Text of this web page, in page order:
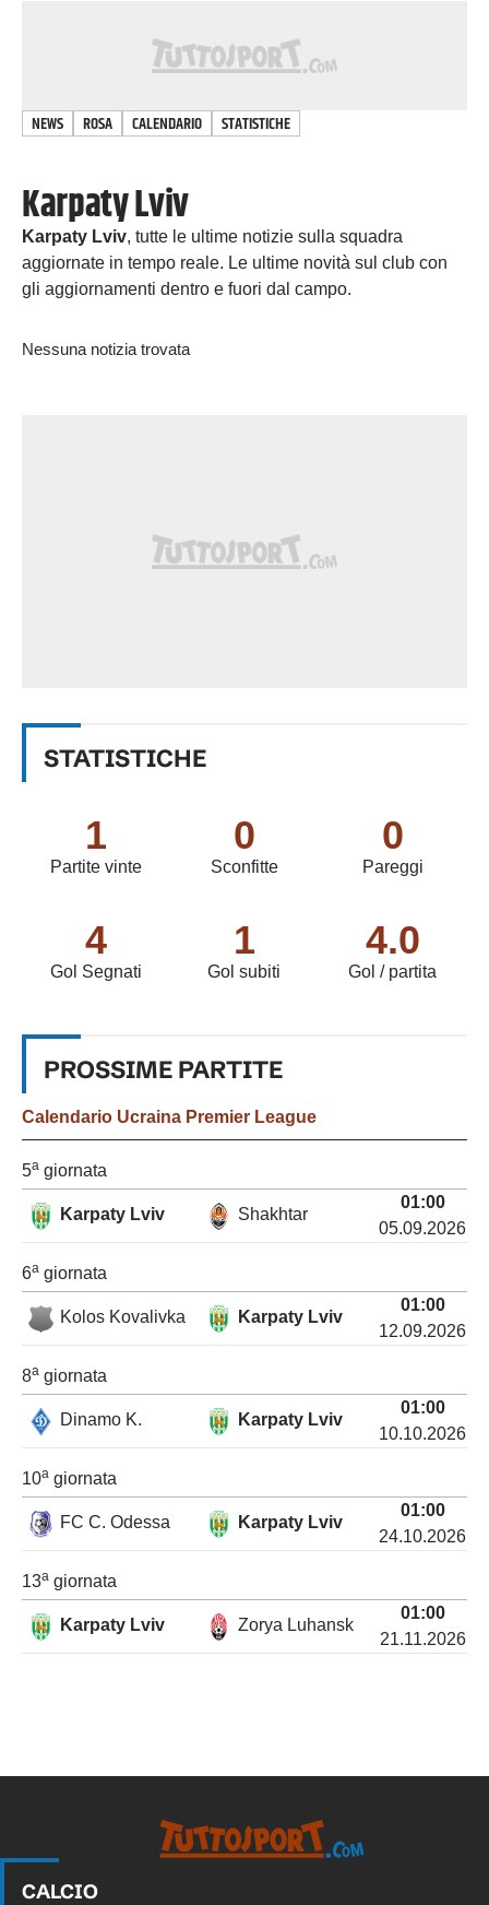
NEWS ROSA CALENDARIO STATISTICHE
Karpaty Lviv
Karpaty Lviv, tutte le ultime notizie sulla squadra
aggiornate in tempo reale. Le ultime novità sul club con
gli aggiornamenti dentro e fuori dal campo.
Nessuna notizia trovata
STATISTICHE
1
Partite vinte
0
Sconfitte
0
Pareggi
4
Gol Segnati
1
Gol subiti
4.0
Gol / partita
PROSSIME PARTITE
Calendario Ucraina Premier League
5a giornata
Karpaty Lviv Shakhtar
01:00
05.09.2026
6a giornata
Kolos Kovalivka Karpaty Lviv
01:00
12.09.2026
8a giornata
Dinamo K. Karpaty Lviv
01:00
10.10.2026
10a giornata
FC C. Odessa Karpaty Lviv
01:00
24.10.2026
13a giornata
Karpaty Lviv Zorya Luhansk
01:00
21.11.2026
CALCIO